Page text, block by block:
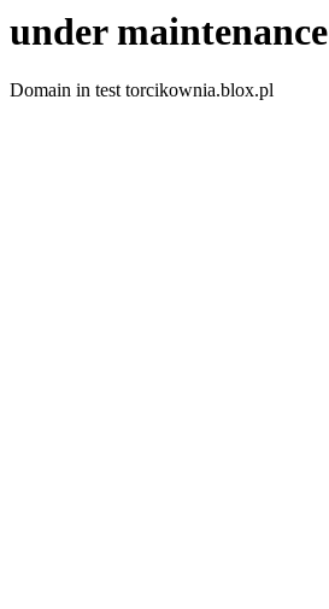
under maintenance
Domain in test torcikownia.blox.pl